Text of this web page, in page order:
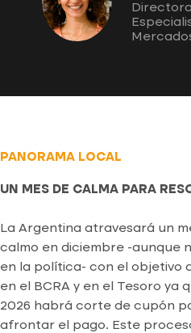
Directora
PANORAMA LOCAL
UN MES DE CALMA PARA
La Argentina atravesará un
calmo en diciembre -aunque
en la política- con el objetivo
en el BCRA y en el Tesoro ya
2026 habrá corte de cupón
afrontar el pago. Este